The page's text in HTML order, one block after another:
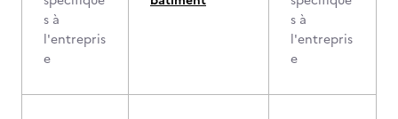
s à
l'entrepris
e
s à
l'entrepris
e